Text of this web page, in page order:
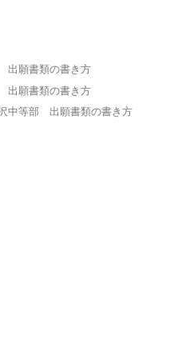
出願書類の書き方
出願書類の書き方
中等部 出願書類の書き方